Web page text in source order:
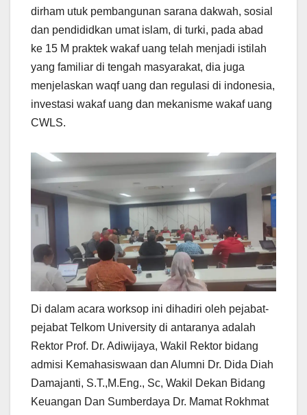
dirham utuk pembangunan sarana dakwah, sosial
dan pendididkan umat islam, di turki, pada abad
ke 15 M praktek wakaf uang telah menjadi istilah
yang familiar di tengah masyarakat, dia juga
menjelaskan waqf uang dan regulasi di indonesia,
investasi wakaf uang dan mekanisme wakaf uang
CWLS.
Di dalam acara worksop ini dihadiri oleh pejabat-
pejabat Telkom University di antaranya adalah
Rektor Prof. Dr. Adiwijaya, Wakil Rektor bidang
admisi Kemahasiswaan dan Alumni Dr. Dida Diah
Damajanti, S.T.,M.Eng., Sc, Wakil Dekan Bidang
Keuangan Dan Sumberdaya Dr. Mamat Rokhmat